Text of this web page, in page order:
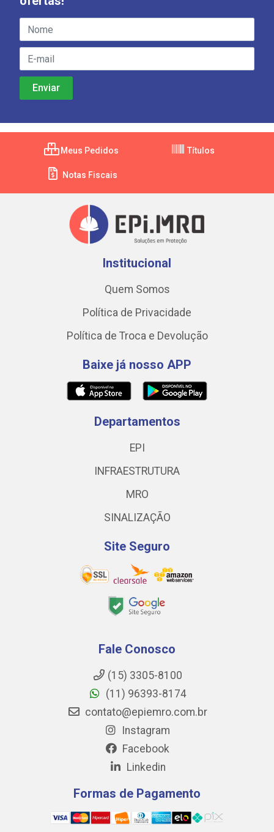
Meus Pedidos Títulos
Notas Fiscais
Institucional
Quem Somos
Política de Privacidade
Política de Troca e Devolução
Baixe já nosso APP
Departamentos
EPI
INFRAESTRUTURA
MRO
SINALIZAÇÃO
Site Seguro
Fale Conosco
(15) 3305-8100
(11) 96393-8174
contato@epiemro.com.br
Instagram
Facebook
Linkedin
Formas de Pagamento